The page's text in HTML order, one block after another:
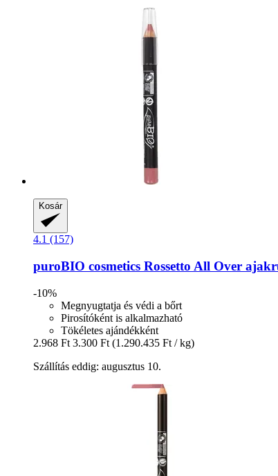
Kosár
4.1 (157)
puroBIO cosmetics Rossetto All Over
-10%
Megnyugtatja és védi a bőrt
Pirosítóként is alkalmazható
Tökéletes ajándékként
2.968 Ft 3.300 Ft (1.290.435 Ft / kg)
Szállítás eddig: augusztus 10.